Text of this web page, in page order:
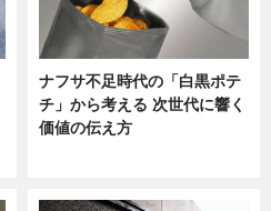
ナフサ不足時代の「白黒ポテ
チ」から考える 次世代に響く
価値の伝え方